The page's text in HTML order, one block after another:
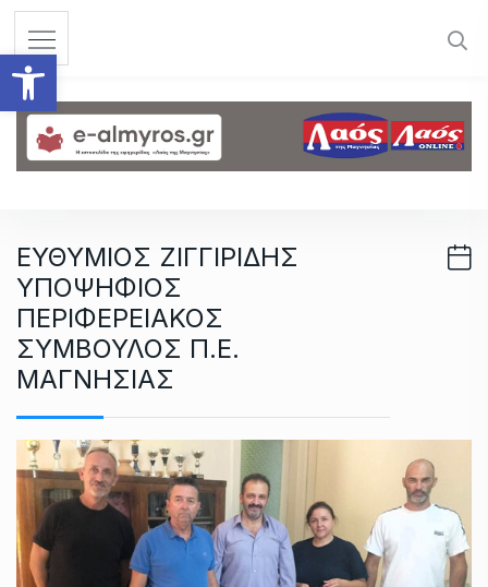
Ανοίξτε τη γραμμή
ΕΥΘΥΜΙΟΣ ΖΙΓΓΙΡΙΔΗΣ
ΥΠΟΨΗΦΙΟΣ
ΠΕΡΙΦΕΡΕΙΑΚΟΣ
ΣΥΜΒΟΥΛΟΣ Π.Ε.
ΜΑΓΝΗΣΙΑΣ